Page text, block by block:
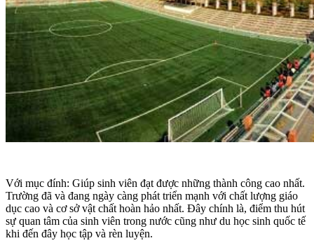
Với mục đính: Giúp sinh viên đạt được những thành công cao nhất.
Trường đã và đang ngày càng phát triển mạnh với chất lượng giáo
dục cao và cơ sở vật chất hoàn hảo nhất. Đây chính là, điểm thu hút
sự quan tâm của sinh viên trong nước cũng như du học sinh quốc tế
khi đến đây học tập và rèn luyện.